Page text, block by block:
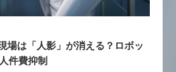
場は「人影」が消える？ロボッ
件費抑制